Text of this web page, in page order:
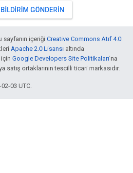
GÖNDERIN
içeriği Creative Commons Atıf 4.0
Apache 2.0 Lisansı altında
için Google Developers Site Politikaları'na
satış ortaklarının tescilli ticari markasıdır.
03 UTC.